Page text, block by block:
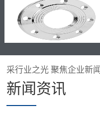
与主产品同批交货。
采行业之光 聚焦企业新
新闻资讯